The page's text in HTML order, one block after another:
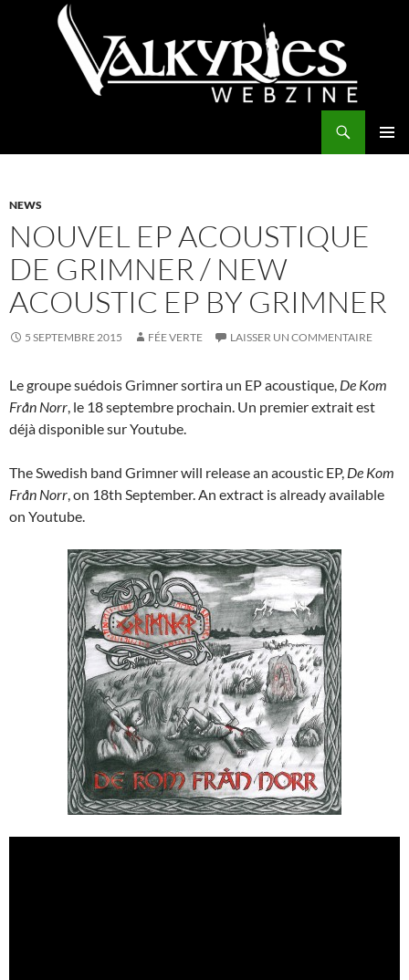
NEWS
NOUVEL EP ACOUSTIQUE
DE GRIMNER / NEW
ACOUSTIC EP BY GRIMNER
5 SEPTEMBRE 2015 FÉE VERTE LAISSER UN COMMENTAIRE
Le groupe suédois Grimner sortira un EP acoustique, De Kom
Från Norr, le 18 septembre prochain. Un premier extrait est
déjà disponible sur Youtube.
The Swedish band Grimner will release an acoustic EP, De Kom
Från Norr, on 18th September. An extract is already available
on Youtube.